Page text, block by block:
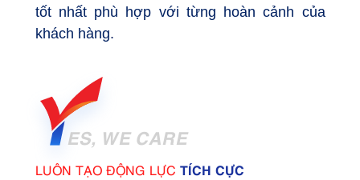
tốt nhất phù hợp với từng hoàn cảnh của
khách hàng.
ES, WE CARE
LUÔN TẠO ĐỘNG LỰC TÍCH CỰC